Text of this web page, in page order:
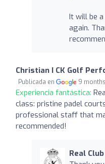
It will be
again.
Christian I CK Golf
Publicada en 9
Experiencia fantástica:
class: pristine padel
professional staff that
recommended!
Real